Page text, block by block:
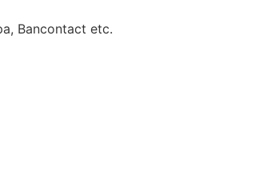
Bancontact etc.